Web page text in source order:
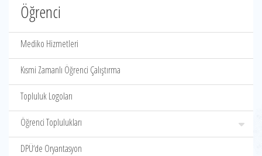
Öğrenci
Mediko Hizmetleri
Kısmi Zamanlı Öğrenci Çalıştırma
Topluluk Logoları
Öğrenci Toplulukları
DPÜ‘de Oryantasyon